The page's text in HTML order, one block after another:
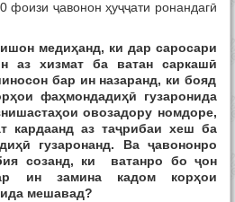
фоизи ҷавонон ҳуҷҷати ронандагӣ
медиҳанд, ки дар саросари
аз хизмат ба ватан саркашӣ
бар ин назаранд, ки бояд
ҳои фаҳмондадиҳӣ гузаронида
ҳои овозадору номдоре,
кардаанд аз таҷрибаи хеш ба
ҳӣ гузаронанд. Ваҷавононро
созанд, ки ватанро боҷон
ин замина кадом корҳои
мешавад?